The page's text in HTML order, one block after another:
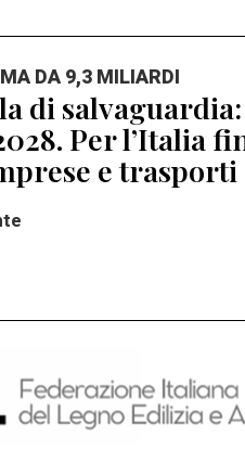
DA 9,3 MILIARDI
di
Per l’Italia
e trasporti